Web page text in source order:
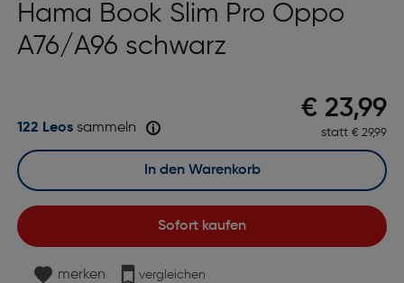
Hama Book Slim Pro Oppo
A76/A96 schwarz
Preis
€ 23,99
statt€ 29,99
122 Leossammeln
Sofort kaufen
In den Warenkorb
merken vergleichen